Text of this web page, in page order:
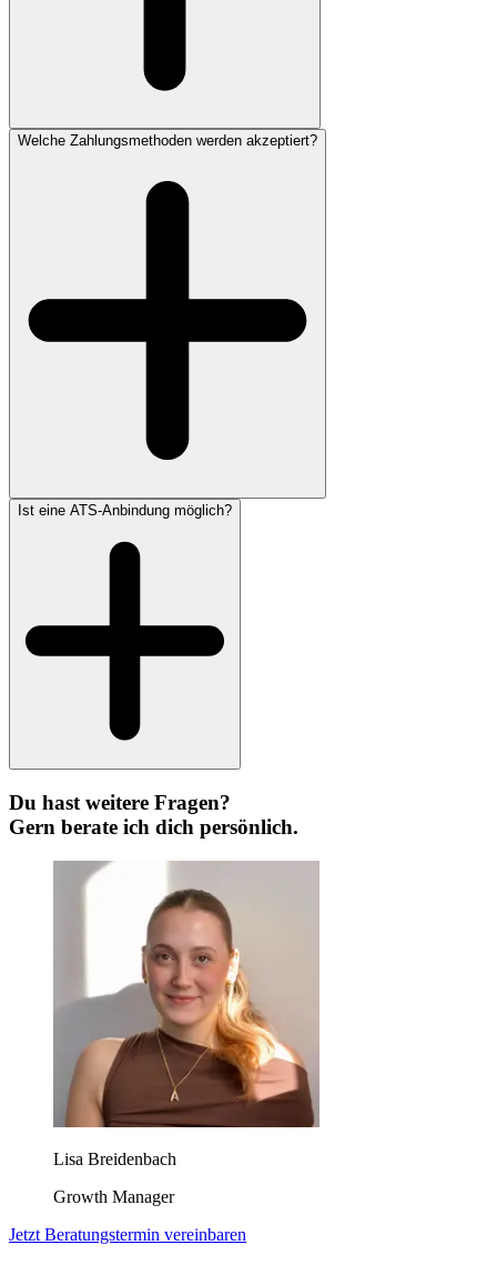
Welche Zahlungsmethoden werden akzeptiert?
Ist eine ATS-Anbindung möglich?
Du hast weitere Fragen?
Gern berate ich dich persönlich.
Lisa Breidenbach
Growth Manager
Jetzt Beratungstermin vereinbaren